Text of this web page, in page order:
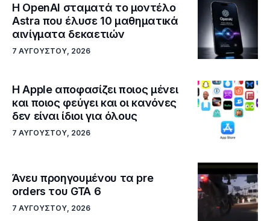
Η OpenAI σταματά το μοντέλο
Astra που έλυσε 10 μαθηματικά
αινίγματα δεκαετιών
7 ΑΥΓΟΎΣΤΟΥ, 2026
Η Apple αποφασίζει ποιος μένει
και ποιος φεύγει και οι κανόνες
δεν είναι ίδιοι για όλους
7 ΑΥΓΟΎΣΤΟΥ, 2026
Άνευ προηγουμένου τα pre
orders του GTA 6
7 ΑΥΓΟΎΣΤΟΥ, 2026